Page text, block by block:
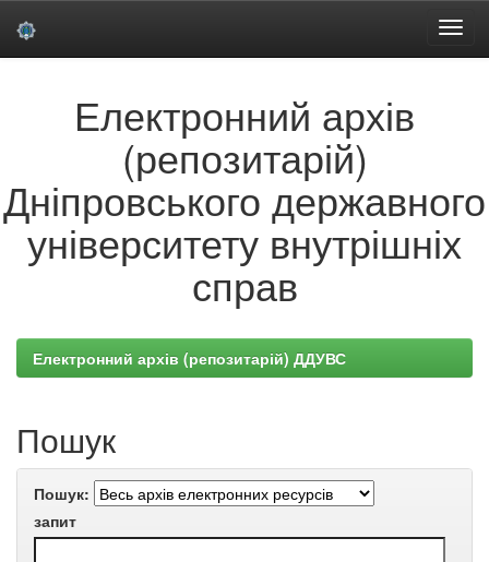
Електронний архів
(репозитарій)
Дніпровського державного
університету внутрішніх
справ
Електронний архів (репозитарій) ДДУВС
Пошук
Пошук:
запит